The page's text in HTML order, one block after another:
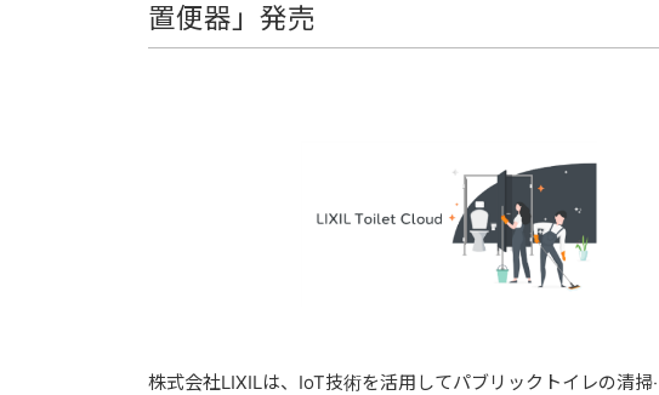
置便器」発売
株式会社LIXILは、IoT技術を活⽤してパブリックトイレの清